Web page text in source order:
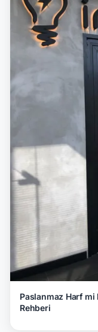
Paslanmaz Harf mi
Rehberi